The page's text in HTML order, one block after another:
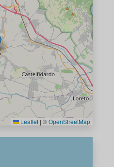
Leaflet | ©OpenStreetMap